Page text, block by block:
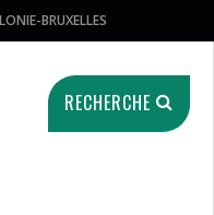
BRUXELLES
RECHERCHE